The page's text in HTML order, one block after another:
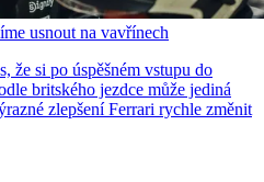
usnout na vavřínech
že si po úspěšném vstupu do
britského jezdce může jediná
zlepšení Ferrari rychle změnit